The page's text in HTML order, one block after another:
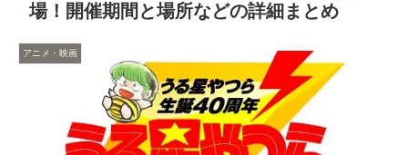
場！開催期間と場所などの詳細まとめ
アニメ・映画